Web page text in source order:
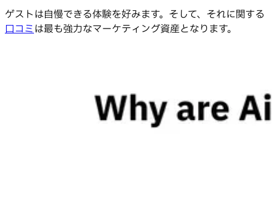
ゲストは自慢できる体験を好みます。そして、それに関する
口コミは最も強力なマーケティング資産となります。